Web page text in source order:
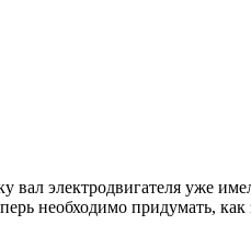
вал электродвигателя уже
необходимо придумать, как